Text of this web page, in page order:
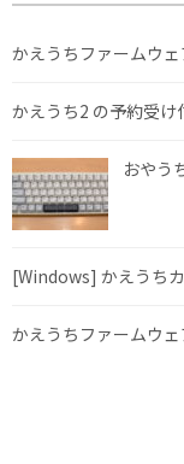
かえうちファームウ
かえうち2 の予約受
おやう
[Windows] かえうち
かえうちファームウ